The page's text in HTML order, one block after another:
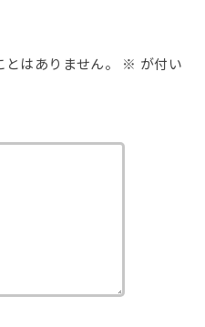
はありません。 ※ が付い